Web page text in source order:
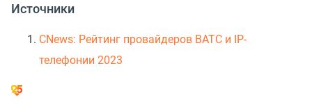
Источники
CNews: Рейтинг провайдеров ВАТС и IP-
телефонии 2023